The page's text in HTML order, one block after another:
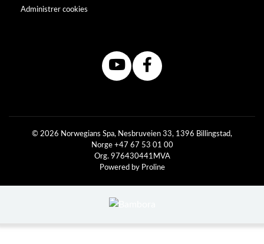
Administrer cookies
© 2026 Norwegians Spa, Nesbruveien 33, 1396 Billingstad,
Norge +47 67 53 01 00
Org. 976430441MVA
Powered by Proline